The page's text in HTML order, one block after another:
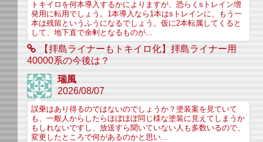
トキイロを何本導入するかによりますが、恐らくsトレイン増
発用に転用でしょう。1本導入なら1本はsトレインに、もう一
本は残留というふうになるでしょう。仮に2本転属してくると
して、地下直で余剰となるものが...
【拝島ライナーもトキイロ化】拝島ライナー用
40000系の今後は？
瑞風
2026/08/07
誤乗はあり得るのではないのでしょうか？塗装案を見ていて
も、一般人からしたらほぼほぼ同じ様な塗装に見えてしまうか
もしれないですし、放送すら聞いていない人も多数いるので、
変更したところで何があるのかと思い...